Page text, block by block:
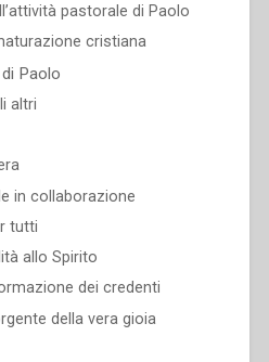
pastorale di Paolo
cristiana
Paolo
altri
in collaborazione
tutti
allo Spirito
dei credenti
della vera gioia